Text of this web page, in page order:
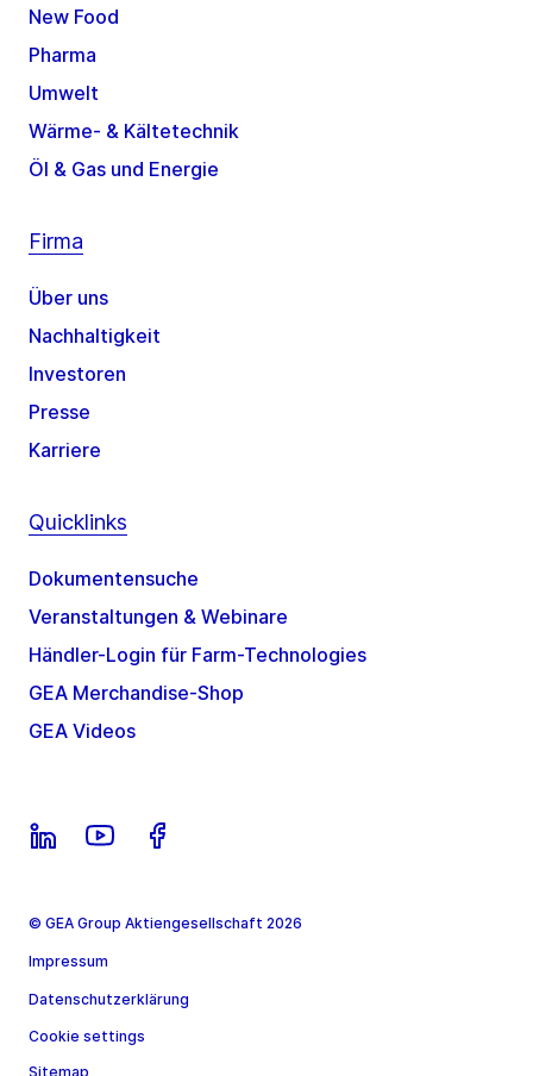
New Food
Pharma
Umwelt
Wärme- & Kältetechnik
Öl & Gas und Energie
Firma
Über uns
Nachhaltigkeit
Investoren
Presse
Karriere
Quicklinks
Dokumentensuche
Veranstaltungen & Webinare
Händler-Login für Farm-Technologies
GEA Merchandise-Shop
GEA Videos
© GEA Group Aktiengesellschaft 2026
Impressum
Datenschutzerklärung
Cookie settings
Sitemap